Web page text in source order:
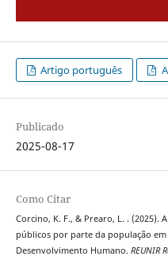
Artigo português
Publicado
2025-08-17
Como Citar
Corcino, K. F., & Prearo, L. . (2025).
públicos por parte da população
Desenvolvimento Humano. REUNIR